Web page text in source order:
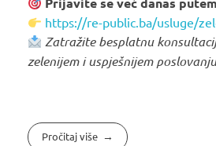
https://re-public.ba/usluge/
Zatražite besplatnu
zelenijem i uspješnijem
Pročitaj više